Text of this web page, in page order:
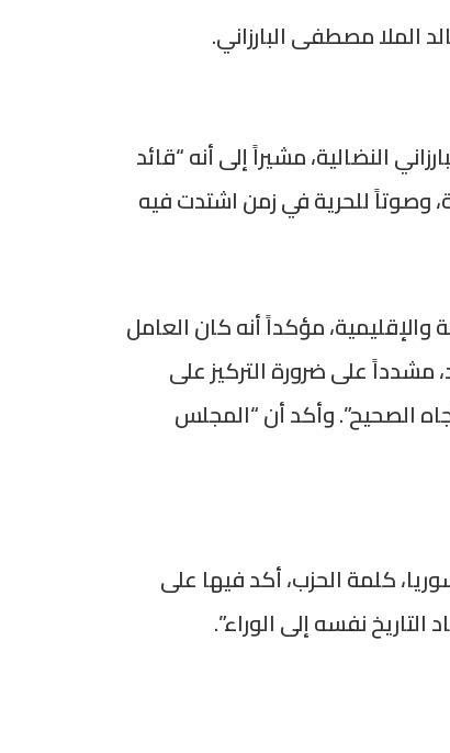
الملا مصطفى البارزاني.
النضالية، مشيراً إلى أنه “قائد
وصوتاً للحرية في زمن اشتدت فيه
مؤكداً أنه كان العامل
على ضرورة التركيز على
أن المرسوم رقم 13 “يمثل خطوة في الاتجاه الصحيح”. وأكد أن “المجلس
كلمة الحزب، أكد فيها على
التاريخ نفسه إلى الوراء”.